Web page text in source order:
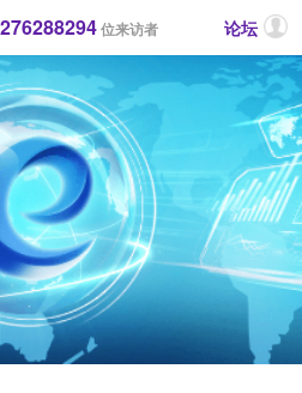
276288294位来访者 论坛